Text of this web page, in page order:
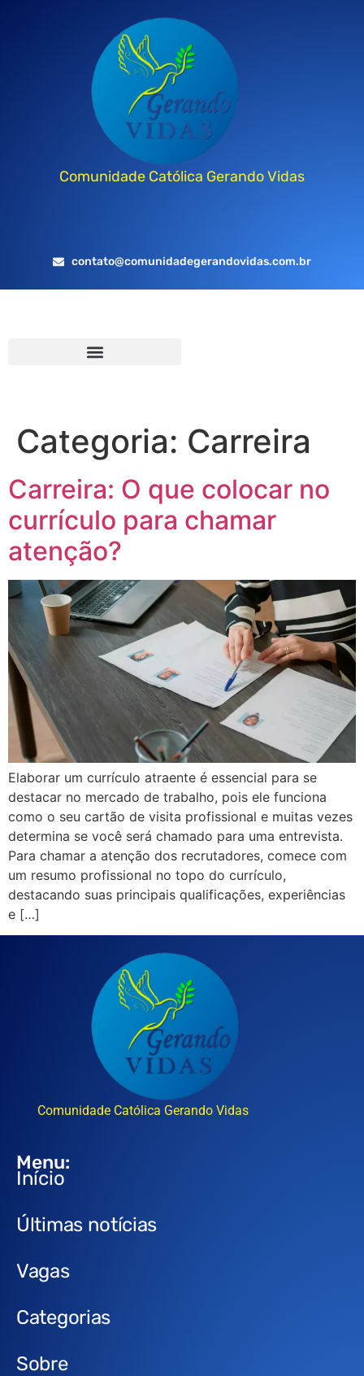
Comunidade Católica Gerando Vidas
contato@comunidadegerandovidas.com.br
Categoria: Carreira
Carreira: O que colocar no
currículo para chamar
atenção?
Elaborar um currículo atraente é essencial para se
destacar no mercado de trabalho, pois ele funciona
como o seu cartão de visita profissional e muitas vezes
determina se você será chamado para uma entrevista.
Para chamar a atenção dos recrutadores, comece com
um resumo profissional no topo do currículo,
destacando suas principais qualificações, experiências
e […]
Comunidade Católica Gerando Vidas
Menu:
Início
Últimas notícias
Vagas
Categorias
Sobre